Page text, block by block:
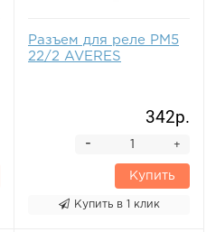
Разъем для реле РM5
22/2 AVERES
342р.
+
-
Купить
Купить в 1 клик